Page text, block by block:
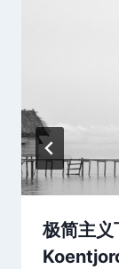
极简主